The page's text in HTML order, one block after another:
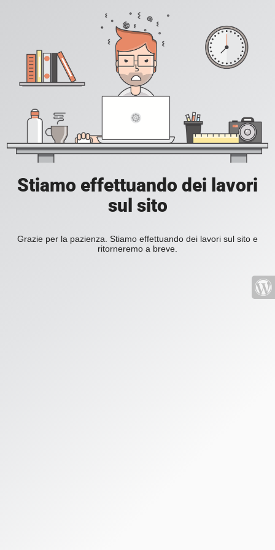
Stiamo effettuando dei lavori
sul sito
Grazie per la pazienza. Stiamo effettuando dei lavori sul sito e
ritorneremo a breve.